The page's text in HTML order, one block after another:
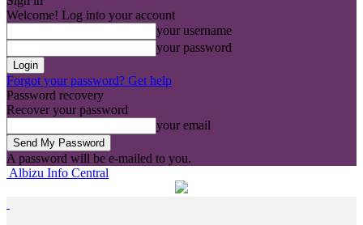
Welcome! Log into your account
your username
your password
Forgot your password? Get help
Password recovery
Recover your password
your email
A password will be e-mailed to you.
Albizu Info Central